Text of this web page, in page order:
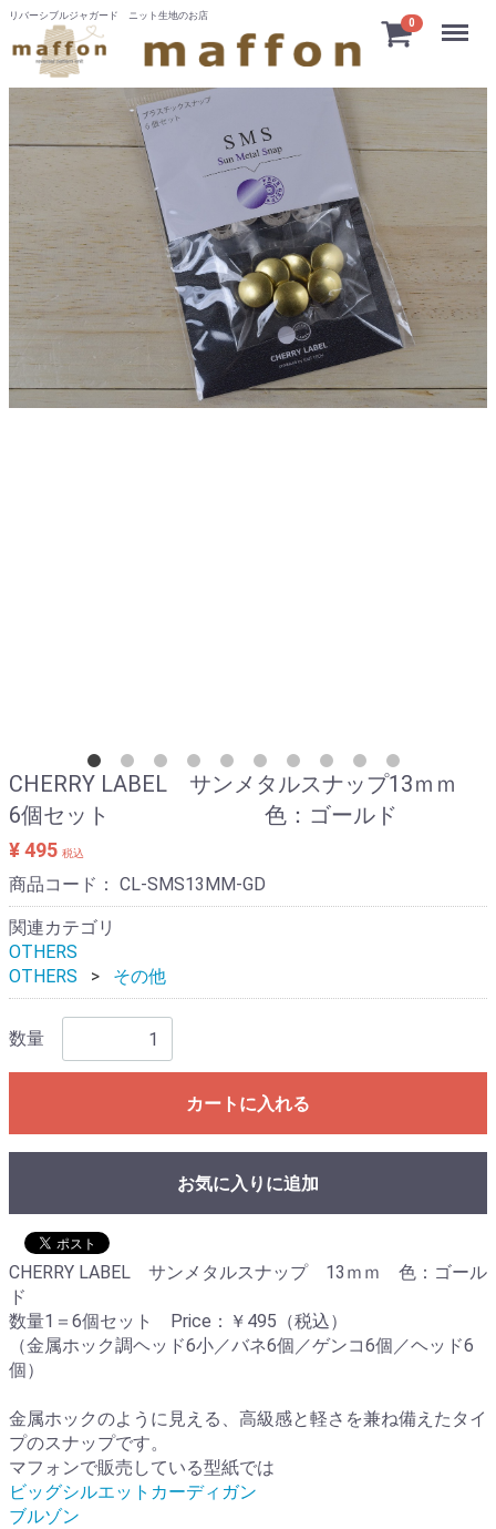
リバーシブルジャガード ニット生地のお店
0 Menu
CHERRY LABEL サンメタルスナップ13ｍｍ
6個セット 色：ゴールド
¥ 495 税込
商品コード： CL-SMS13MM-GD
関連カテゴリ
OTHERS
OTHERS
その他
数量
カートに入れる
お気に入りに追加
CHERRY LABEL サンメタルスナップ 13ｍｍ 色：ゴール
ド
数量1＝6個セット Price：￥495（税込）
（金属ホック調ヘッド6小／バネ6個／ゲンコ6個／ヘッド6
個）
金属ホックのように見える、高級感と軽さを兼ね備えたタイ
プのスナップです。
マフォンで販売している型紙では
ビッグシルエットカーディガン
ブルゾン